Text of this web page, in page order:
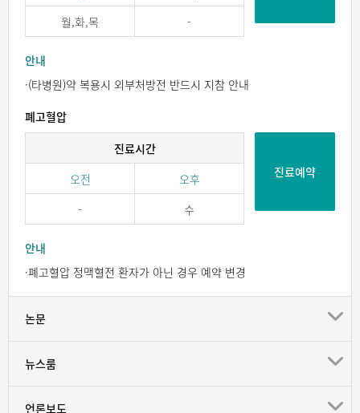
월,화,목
-
안내
·(타병원)약 복용시 외부처방전 반드시 지참 안내
폐고혈압
진료시간
오전
오후
-
수
진료예약
안내
·폐고혈압 정맥혈전 환자가 아닌 경우 예약 변경
논문
뉴스룸
언론보도